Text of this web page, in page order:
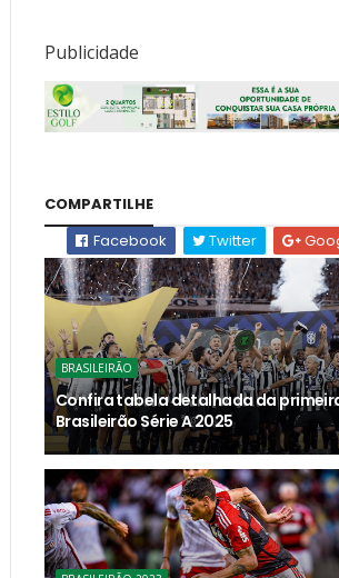
Publicidade
COMPARTILHE
Facebook
Twitter
BRASILEIRÃO
Confira tabela detalhada da
Brasileirão Série A 2025